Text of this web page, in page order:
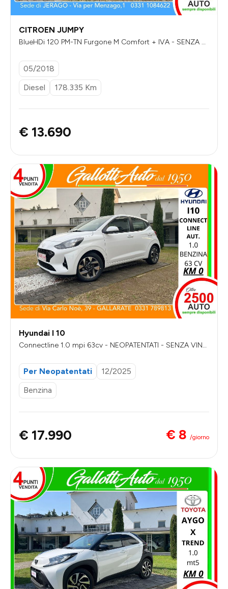
CITROEN JUMPY
BlueHDi 120 PM-TN Furgone M Comfort + IVA - SENZA VI
05/2018
Diesel
178.335 Km
€ 13.690
Hyundai I 10
Connectline 1.0 mpi 63cv - NEOPATENTATI - SENZA VINC
Per Neopatentati
12/2025
Benzina
€ 17.990 € 8 /giorno